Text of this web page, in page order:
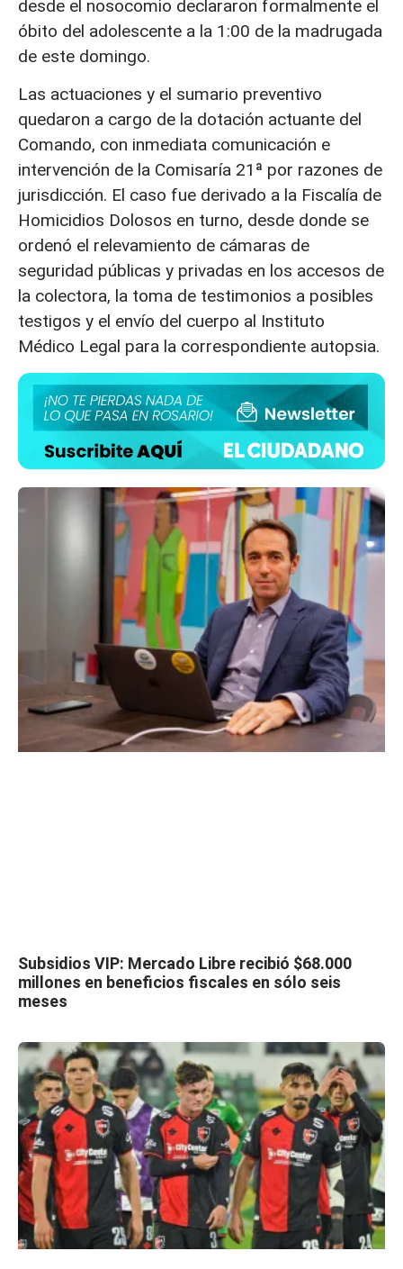
desde el nosocomio declararon formalmente el
óbito del adolescente a la 1:00 de la madrugada
de este domingo.
Las actuaciones y el sumario preventivo
quedaron a cargo de la dotación actuante del
Comando, con inmediata comunicación e
intervención de la Comisaría 21ª por razones de
jurisdicción. El caso fue derivado a la Fiscalía de
Homicidios Dolosos en turno, desde donde se
ordenó el relevamiento de cámaras de
seguridad públicas y privadas en los accesos de
la colectora, la toma de testimonios a posibles
testigos y el envío del cuerpo al Instituto
Médico Legal para la correspondiente autopsia.
Subsidios VIP: Mercado Libre recibió $68.000
millones en beneficios fiscales en sólo seis
meses